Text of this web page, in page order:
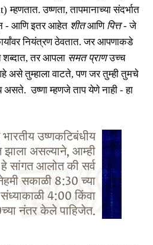
म्हणतात. उष्णता,तापमानाच्या संदर्भात
- आणि इतर आहेत शीतआणि पित्त- जे
नियंत्रण ठेवतात. जर आपणाकडे
तर आपला समतप्राणउच्च
तुम्हाला वाटते, पण जर तुम्ही तुमचे
असते. उष्णा म्हणजे ताप येणे नाही - हा
भारतीय उष्णकटिबंधीय
झाला असल्याने, आम्ही
सांगत आलोत की सर्व
सकाळी 8:30 च्या
4:00 किंवा
नंतर केले पाहिजेत.